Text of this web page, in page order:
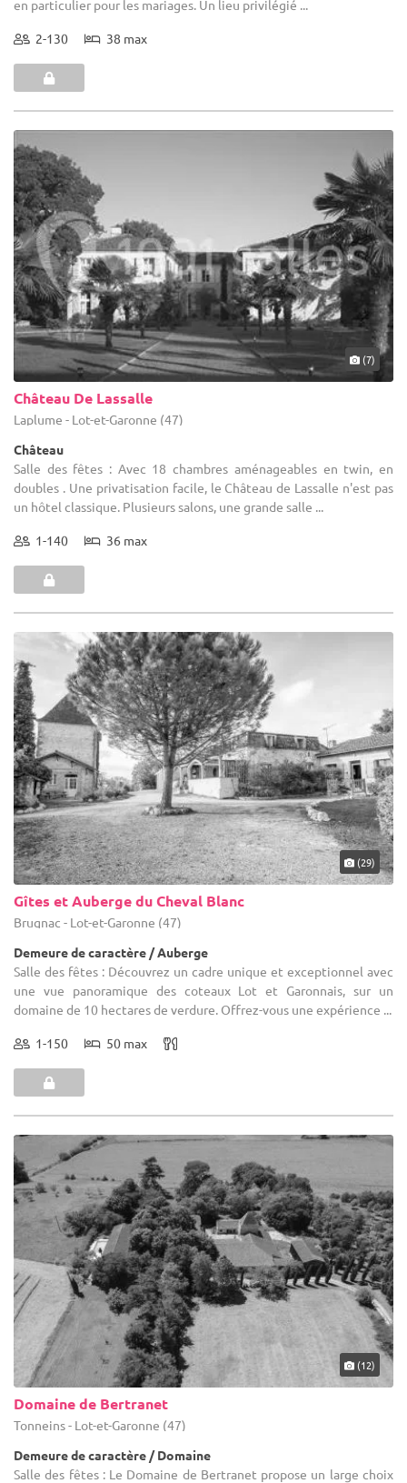
en particulier pour les mariages. Un lieu privilégié ...
2-130 38 max
(7)
Château De Lassalle
Laplume - Lot-et-Garonne (47)
Château
Salle des fêtes : Avec 18 chambres aménageables en twin, en
doubles . Une privatisation facile, le Château de Lassalle n'est pas
un hôtel classique. Plusieurs salons, une grande salle ...
1-140 36 max
(29)
Gîtes et Auberge du Cheval Blanc
Brugnac - Lot-et-Garonne (47)
Demeure de caractère / Auberge
Salle des fêtes : Découvrez un cadre unique et exceptionnel avec
une vue panoramique des coteaux Lot et Garonnais, sur un
domaine de 10 hectares de verdure. Offrez-vous une expérience ...
1-150 50 max
(12)
Domaine de Bertranet
Tonneins - Lot-et-Garonne (47)
Demeure de caractère / Domaine
Salle des fêtes : Le Domaine de Bertranet propose un large choix